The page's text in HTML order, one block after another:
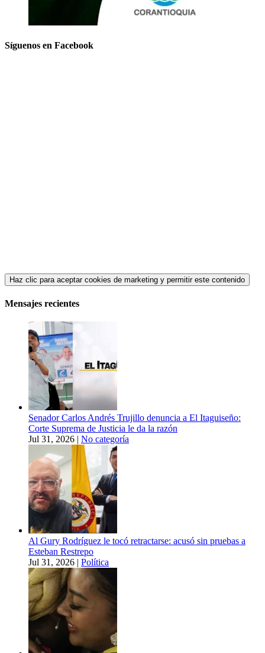
Síguenos en Facebook
Haz clic para aceptar cookies de marketing y permitir este contenido
Mensajes recientes
Senador Carlos Andrés Trujillo denuncia a El Itaguiseño:
Corte Suprema de Justicia le da la razón
Jul 31, 2026 | No categoría
Al Gury Rodríguez le tocó retractarse: acusó sin pruebas a
Esteban Restrepo
Jul 31, 2026 | Política